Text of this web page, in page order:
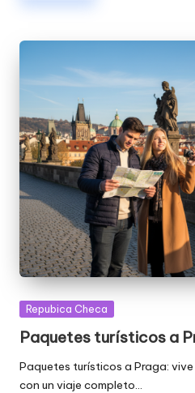
Publicada
Repubica Checa
Paquetes turísticos a
Paquetes turísticos a Praga:
con un viaje completo…